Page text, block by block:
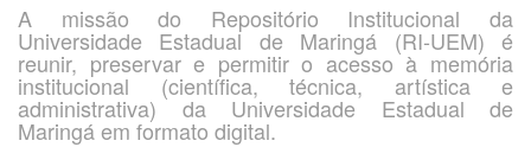
A missão do Repositório Institucional da
Universidade Estadual de Maringá (RI-UEM) é
reunir, preservar e permitir o acesso à memória
institucional (científica, técnica, artística e
administrativa) da Universidade Estadual de
Maringá em formato digital.